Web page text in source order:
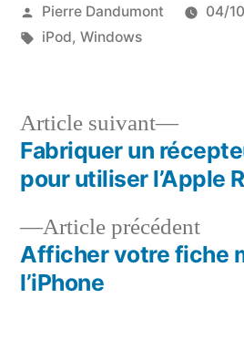
Publié
par
Pierre Dandumont 04/
Étiquettes :
iPod, Windows
Navigation
l’article
Article précédent
Afficher votre fiche
l’iPhone
Article suivant
Article
Fabriquer un
pour utiliser l’Apple